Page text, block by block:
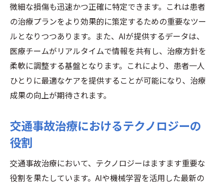
微細な損傷も迅速かつ正確に特定できます。これは患者
の治療プランをより効果的に策定するための重要なツー
ルとなりつつあります。また、AIが提供するデータは、
医療チームがリアルタイムで情報を共有し、治療方針を
柔軟に調整する基盤となります。これにより、患者一人
ひとりに最適なケアを提供することが可能になり、治療
成果の向上が期待されます。
交通事故治療におけるテクノロジーの
役割
交通事故治療において、テクノロジーはますます重要な
役割を果たしています。AIや機械学習を活用した最新の